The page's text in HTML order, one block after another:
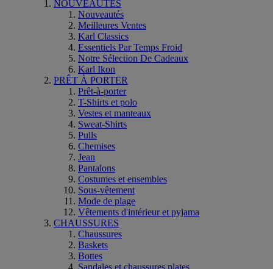
NOUVEAUTÉS
Nouveautés
Meilleures Ventes
Karl Classics
Essentiels Par Temps Froid
Notre Sélection De Cadeaux
Karl Ikon
PRÊT À PORTER
Prêt-à-porter
T-Shirts et polo
Vestes et manteaux
Sweat-Shirts
Pulls
Chemises
Jean
Pantalons
Costumes et ensembles
Sous-vêtement
Mode de plage
Vêtements d'intérieur et pyjama
CHAUSSURES
Chaussures
Baskets
Bottes
Sandales et chaussures plates